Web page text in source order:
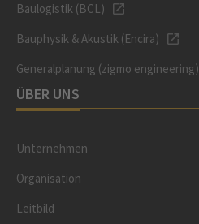
Baulogistik (BCL)
Bauphysik & Akustik (Encira)
Generalplanung (zigmo engineering)
ÜBER UNS
Unternehmen
Organisation
Leitbild